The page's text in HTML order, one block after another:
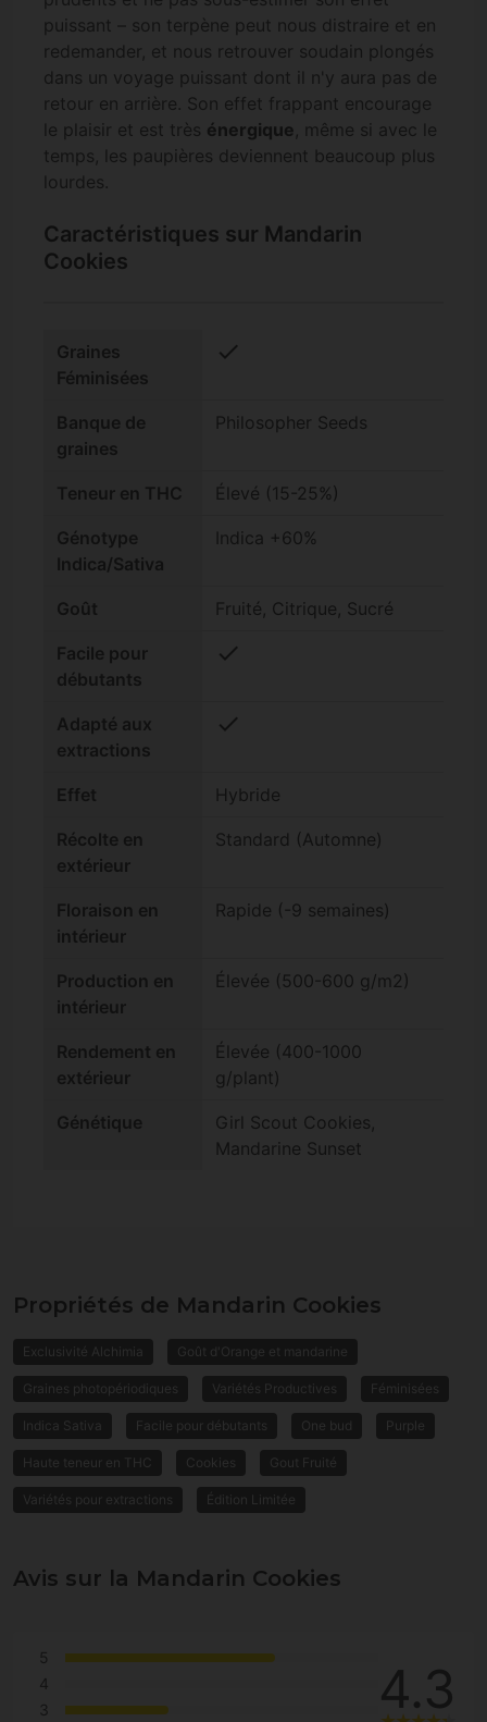
puissant – son terpène peut nous distraire et en
redemander, et nous retrouver soudain plongés
dans un voyage puissant dont il n'y aura pas de
retour en arrière. Son effet frappant encourage
le plaisir et est très énergique, même si avec le
temps, les paupières deviennent beaucoup plus
lourdes.
Caractéristiques sur Mandarin
Cookies
Graines
Féminisées
check
Banque de
graines
Philosopher Seeds
Teneur en THC Élevé (15-25%)
Génotype
Indica/Sativa
Indica +60%
Goût Fruité, Citrique, Sucré
Facile pour
débutants
check
Adapté aux
extractions
check
Effet Hybride
Récolte en
extérieur
Standard (Automne)
Floraison en
intérieur
Rapide (-9 semaines)
Production en
intérieur
Élevée (500-600 g/m2)
Rendement en
extérieur
Élevée (400-1000
g/plant)
Génétique
Girl Scout Cookies,
Mandarine Sunset
Propriétés de Mandarin Cookies
Exclusivité Alchimia Goût d'Orange et mandarine
Graines photopériodiques Variétés Productives Féminisées
Indica Sativa Facile pour débutants One bud Purple
Haute teneur en THC Cookies Gout Fruité
Variétés pour extractions Édition Limitée
Avis sur la Mandarin Cookies
5
4
3
4.3